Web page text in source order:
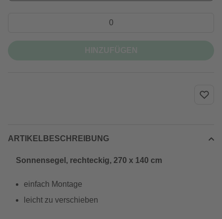
ARTIKELBESCHREIBUNG
Sonnensegel, rechteckig, 270 x 140 cm
einfach Montage
leicht zu verschieben